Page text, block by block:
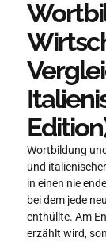
Wortbildung
und
in einen nie
bei dem jede
enthüllte. Am
erzählt wird,